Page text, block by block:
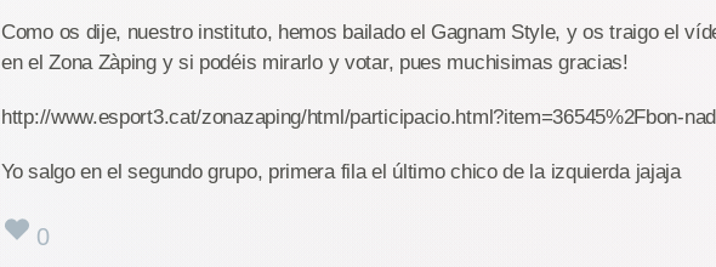
Como os dije, nuestro instituto, hemos bailado el Gagnam Style, y os traigo el
en el Zona Zàping y si podéis mirarlo y votar, pues muchisimas gracias!
http://www.esport3.cat/zonazaping/html/participacio.html?item=36545%2Fbon-
Yo salgo en el segundo grupo, primera fila el último chico de la izquierda jajaja
0